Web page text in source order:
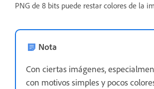
PNG de 8 bits puede restar colores de la
Nota
Con ciertas imágenes,
con motivos simples y pocos